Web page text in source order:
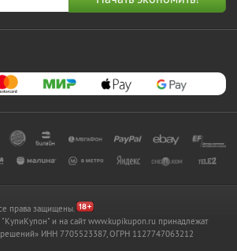
права защищены.
"КупиКупон" и на сайт www.kupikupon.ru принадлежат
решений» ИНН 7705523387, ОГРН 1127747063212